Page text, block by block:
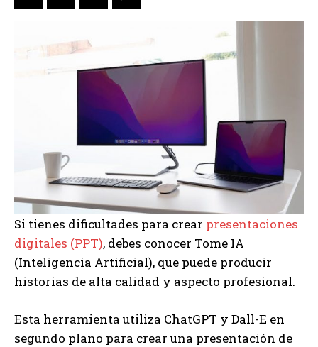
Si tienes dificultades para crear presentaciones
digitales (PPT), debes conocer Tome IA
(Inteligencia Artificial), que puede producir
historias de alta calidad y aspecto profesional.
Esta herramienta utiliza ChatGPT y Dall-E en
segundo plano para crear una presentación de